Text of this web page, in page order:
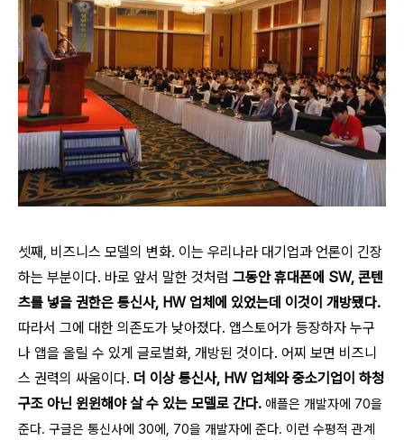
셋째, 비즈니스 모델의 변화. 이는 우리나라 대기업과 언론이 긴장
하는 부분이다. 바로 앞서 말한 것처럼 그동안 휴대폰에 SW, 콘텐
츠를 넣을 권한은 통신사, HW 업체에 있었는데 이것이 개방됐다.
따라서 그에 대한 의존도가 낮아졌다. 앱스토어가 등장하자 누구
나 앱을 올릴 수 있게 글로벌화, 개방된 것이다. 어찌 보면 비즈니
스 권력의 싸움이다. 더 이상 통신사, HW 업체와 중소기업이 하청
구조 아닌 윈윈해야 살 수 있는 모델로 간다. 애플은 개발자에 70을
준다. 구글은 통신사에 30에, 70을 개발자에 준다. 이런 수평적 관계